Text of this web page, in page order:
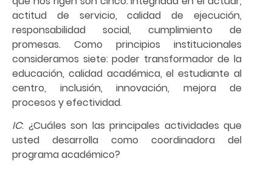
actitud de servicio, calidad de ejecución,
responsabilidad social, cumplimiento de
promesas. Como principios institucionales
consideramos siete: poder transformador de la
educación, calidad académica, el estudiante al
centro, inclusión, innovación, mejora de
procesos y efectividad.
IC: ¿Cuáles son las principales actividades que
usted desarrolla como coordinadora del
programa académico?